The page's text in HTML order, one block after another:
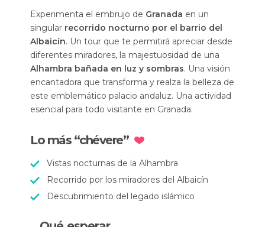
Experimenta el embrujo de Granada en un
singular recorrido nocturno por el barrio del
Albaicín. Un tour que te permitirá apreciar desde
diferentes miradores, la majestuosidad de una
Alhambra bañada en luz y sombras. Una visión
encantadora que transforma y realza la belleza de
este emblemático palacio andaluz. Una actividad
esencial para todo visitante en Granada.
Lo más “chévere”
Vistas nocturnas de la Alhambra
Recorrido por los miradores del Albaicín
Descubrimiento del legado islámico